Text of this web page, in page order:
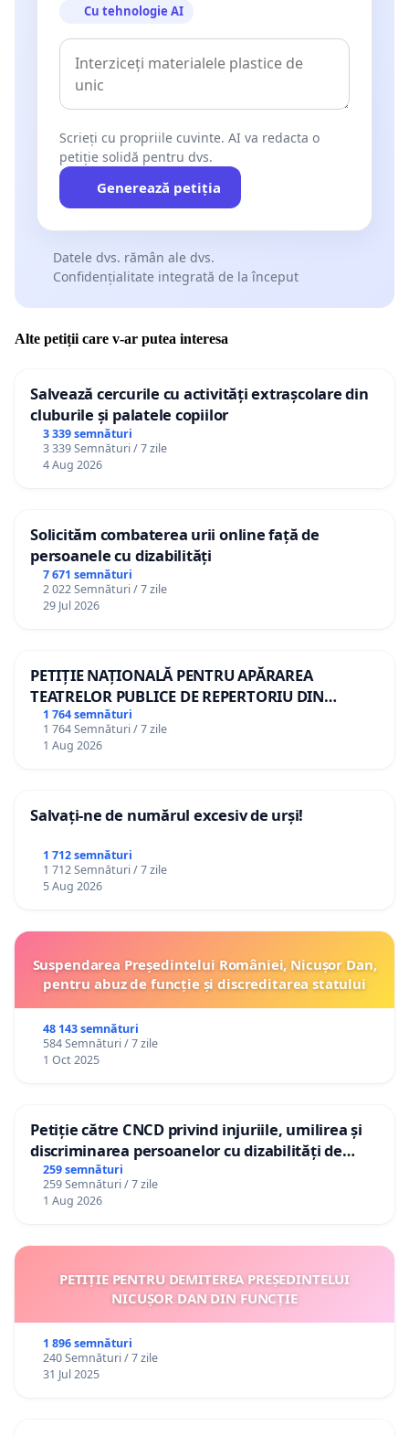
Cu tehnologie AI
Scrieți cu propriile cuvinte. AI va redacta o
petiție solidă pentru dvs.
Generează petiția
Datele dvs. rămân ale dvs.
Confidențialitate integrată de la început
Alte petiții care v-ar putea interesa
Salvează cercurile cu activități extrașcolare din
cluburile și palatele copiilor
3 339 semnături
3 339 Semnături / 7 zile
4 Aug 2026
Solicităm combaterea urii online față de
persoanele cu dizabilități
7 671 semnături
2 022 Semnături / 7 zile
29 Jul 2026
PETIȚIE NAȚIONALĂ PENTRU APĂRAREA
TEATRELOR PUBLICE DE REPERTORIU DIN
ROMÂNIA
1 764 semnături
1 764 Semnături / 7 zile
1 Aug 2026
Salvați-ne de numărul excesiv de urși!
1 712 semnături
1 712 Semnături / 7 zile
5 Aug 2026
Suspendarea Președintelui României, Nicușor Dan,
pentru abuz de funcție și discreditarea statului
48 143 semnături
584 Semnături / 7 zile
1 Oct 2025
Petiție către CNCD privind injuriile, umilirea și
discriminarea persoanelor cu dizabilități de
către utilizatorul TikTok „Gorici”
259 semnături
259 Semnături / 7 zile
1 Aug 2026
PETIȚIE PENTRU DEMITEREA PREȘEDINTELUI
NICUȘOR DAN DIN FUNCȚIE
1 896 semnături
240 Semnături / 7 zile
31 Jul 2025